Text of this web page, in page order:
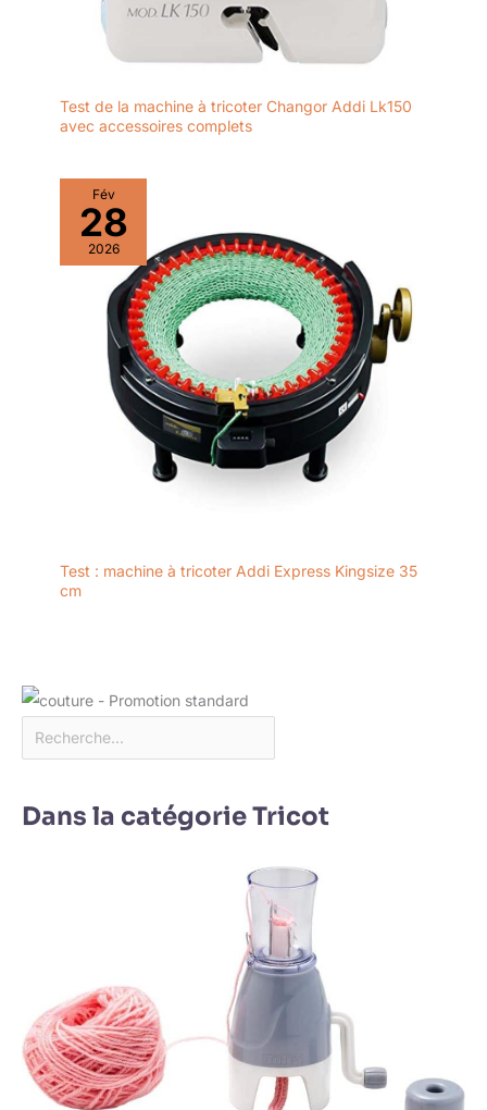
Test de la machine à tricoter Changor Addi Lk150
avec accessoires complets
Fév
28
2026
Test : machine à tricoter Addi Express Kingsize 35
cm
Dans la catégorie Tricot